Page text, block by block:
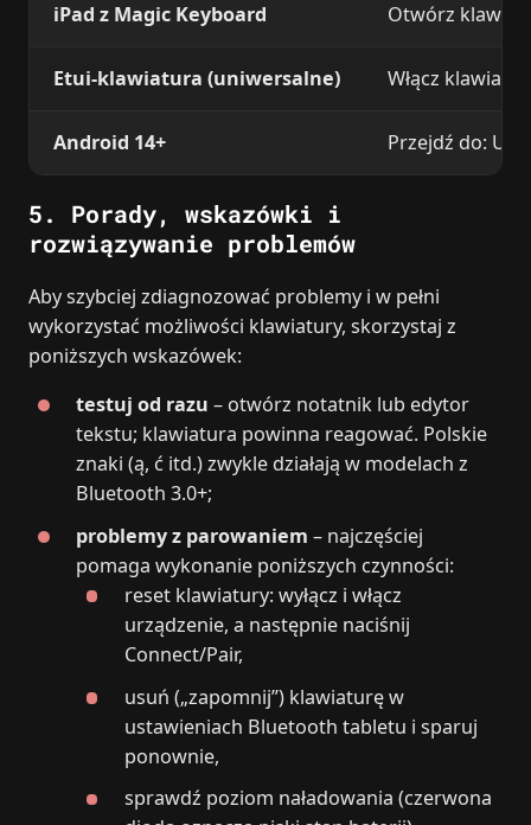
iPad z Magic Keyboard
Otwórz
Etui‑klawiatura (uniwersalne) Włącz
Android 14+ Przejdź do:
5. Porady, wskazówki i
rozwiązywanie problemów
Aby szybciej zdiagnozować problemy i w pełni
wykorzystać możliwości klawiatury, skorzystaj z
poniższych wskazówek:
testuj od razu – otwórz notatnik lub edytor
tekstu; klawiatura powinna reagować. Polskie
znaki (ą, ć itd.) zwykle działają w modelach z
Bluetooth 3.0+;
problemy z parowaniem – najczęściej
pomaga wykonanie poniższych czynności:
reset klawiatury: wyłącz i włącz
urządzenie, a następnie naciśnij
Connect/Pair,
usuń („zapomnij”) klawiaturę w
ustawieniach Bluetooth tabletu i sparuj
ponownie,
sprawdź poziom naładowania (czerwona